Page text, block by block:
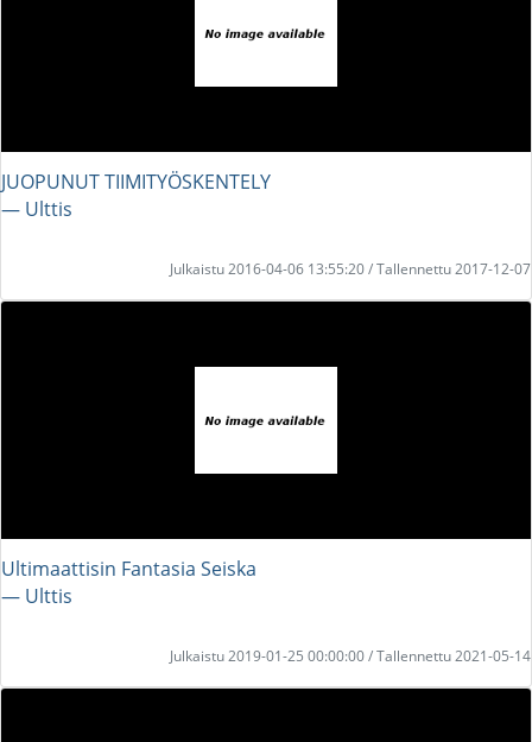
JUOPUNUT TIIMITYÖSKENTELY
― Ulttis
Julkaistu 2016-04-06 13:55:20 / Tallennettu 2017-12-07
Ultimaattisin Fantasia Seiska
― Ulttis
Julkaistu 2019-01-25 00:00:00 / Tallennettu 2021-05-14